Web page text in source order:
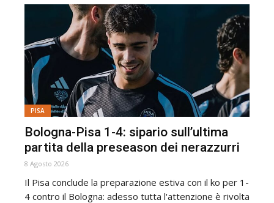
PISA
Bologna-Pisa 1-4: sipario sull’ultima
partita della preseason dei nerazzurri
8 Agosto 2026
Il Pisa conclude la preparazione estiva con il ko per 1-
4 contro il Bologna: adesso tutta l'attenzione è rivolta